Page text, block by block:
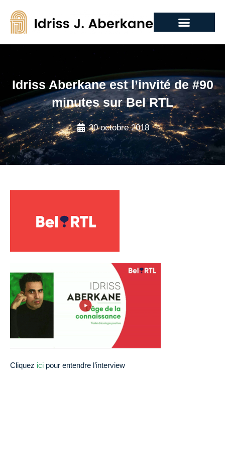
Idriss Aberkane est l’invité de #90
minutes sur Bel RTL
30 octobre 2018
Cliquez ici pour entendre l’interview